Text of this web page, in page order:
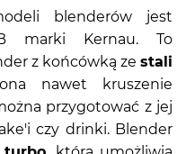
blenderów jest
marki Kernau. To
z końcówką ze stali
nawet kruszenie
przygotować z jej
czy drinki. Blender